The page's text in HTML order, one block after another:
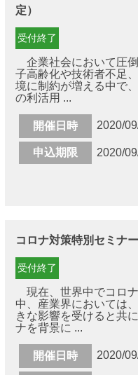
定）
受付終了
企業社会において圧
子高齢化や技術者不足
境に制約が増える中で
の利活用 ...
開催日時 2020/
申込期限 2020/
コロナ対策特別セミナー
受付終了
現在、世界中でコロ
中、産業界においては
きな影響を受けると共
ナを背景に ...
開催日時 2020/